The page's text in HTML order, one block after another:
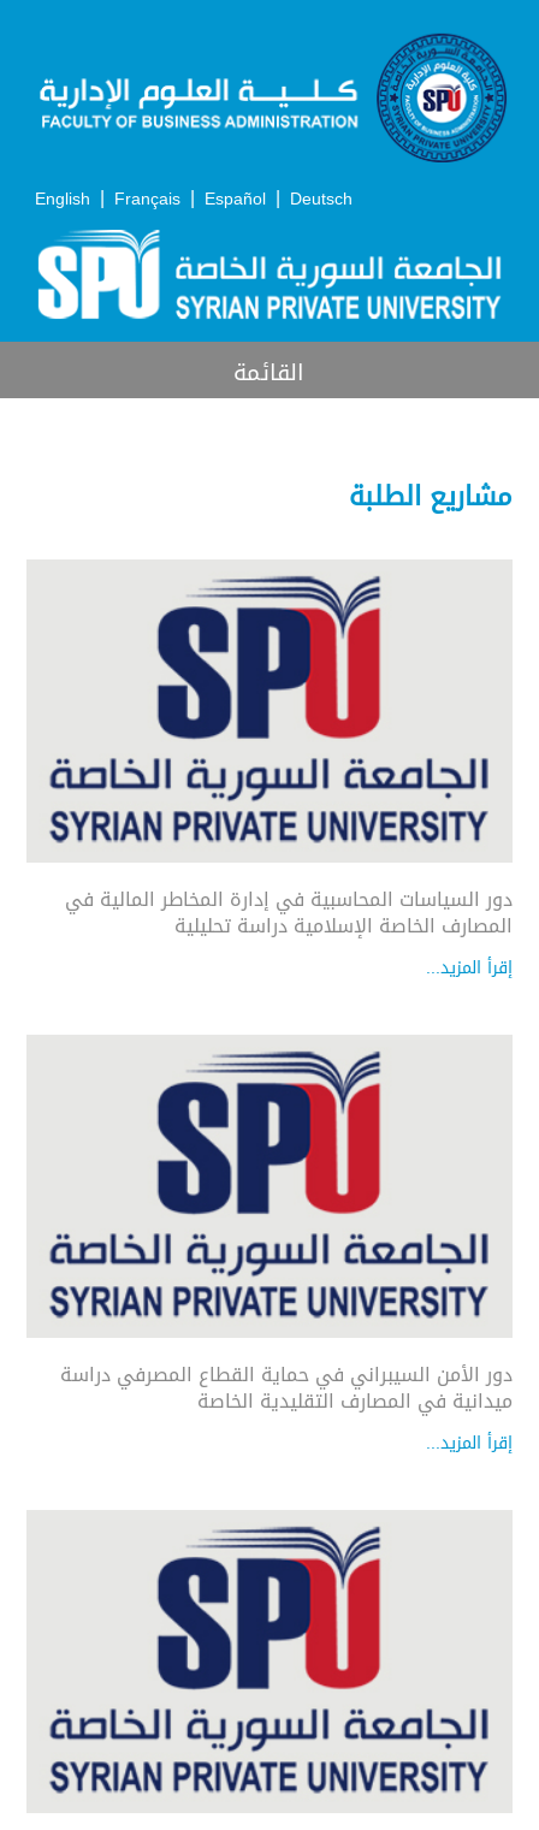
English | Français | Español | Deutsch
القائمة
مشاريع الطلبة
دور السياسات المحاسبية في إدارة المخاطر المالية في
المصارف الخاصة الإسلامية دراسة تحليلية
إقرأ المزيد...
دور الأمن السيبراني في حماية القطاع المصرفي دراسة
ميدانية في المصارف التقليدية الخاصة
إقرأ المزيد...